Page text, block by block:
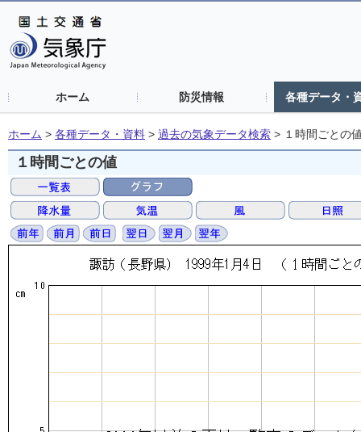
ホーム 防災情報 各種データ・
ホーム > 各種データ・資料 > 過去の気象データ検索 > １時間ごとの
１時間ごとの値